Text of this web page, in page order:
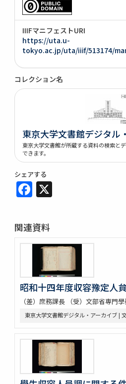
IIIFマニフェストURI
https://uta.u-
tokyo.ac.jp/uta/iiif/513174/
コレクション名
東京大学文書館デジタル
東京大学文書館が所蔵する資料の検索と
できます。
シェアする
Facebook
関連資料
昭和十四年度収容豫定人
（差）庶務課長 （受）文部省専門
東京大学文書館デジタル・アーカイブ |